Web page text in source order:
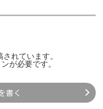
れています。
ンが必要です。
書く